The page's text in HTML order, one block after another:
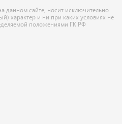
данном сайте, носит исключительно
характер и ни при каких условиях не
положениями ГК РФ